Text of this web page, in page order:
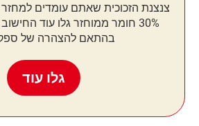
צנצנת הזכוכית שאתם עומדים
30% חומר ממוחזר גלו עוד
בהתאם להצהרה של
גלו עוד